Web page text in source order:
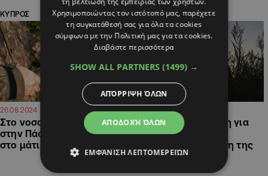
ΚΥΠΡΟΣ
26.08.2024
Στο νοσοκομείο κυνηγός
στην Πάφο, τραυματίστηκε
στο μάτι από σκάγι
ΚΥΠΡΟΣ
16.08.2023
Αντίστροφη μέτρηση για
την πρώτη θερινή
κυνηγετική εξόρμηση της
Κυριακής
Χρησιμοποιώντας τον ιστότοπό μας, παρέχετε
τη συγκατάθεσή σας για όλα τα cookies
σύμφωνα με την Πολιτική μας για τα cookies.
Διαβάστε περισσότερα
SHOW ALL PARTNERS (1499) →
ΑΠΟΔΟΧΉ ΌΛΩΝ
ΑΠΌΡΡΙΨΗ ΌΛΩΝ
ΕΜΦΆΝΙΣΗ ΛΕΠΤΟΜΕΡΕΙΏΝ